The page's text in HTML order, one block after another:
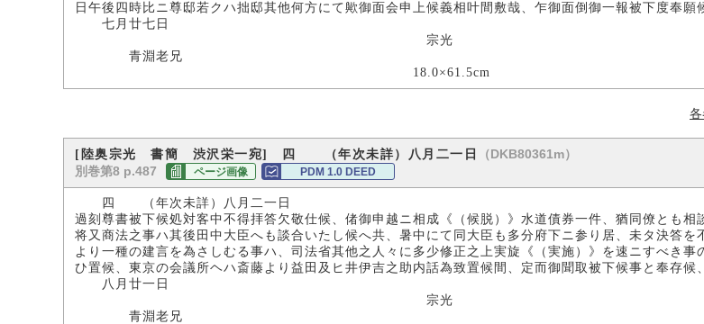
日午後四時比ニ尊邸若クハ拙邸其他何方にて歟御面会申上候義相叶間敷哉、乍御面倒御一報被下度奉願
七月廿七日
宗光
青淵老兄
18.0×61.5cm
[陸奥宗光 書簡 渋沢栄一宛] 四 （年次未詳）八月二一日
（DKB80361m）
別巻第8 p.487
ページ画像 PDM 1.0 DEED
四 （年次未詳）八月二一日
過刻尊書被下候処対客中不得拝答欠敬仕候、偖御申越ニ相成《（候脱）》水道債券一件、猶同僚とも相
将又商法之事ハ其後田中大臣へも談合いたし候へ共、暑中にて同大臣も多分府下ニ参り居、未タ決答
より一種の建言を為さしむる事ハ、司法省其他之人々に多少修正之上実旋《（実施）》を速ニすべき
ひ置候、東京の会議所ヘハ斎藤より益田及ヒ井伊吉之助内話為致置候間、定而御聞取被下候事と奉存
八月廿一日
宗光
青淵老兄